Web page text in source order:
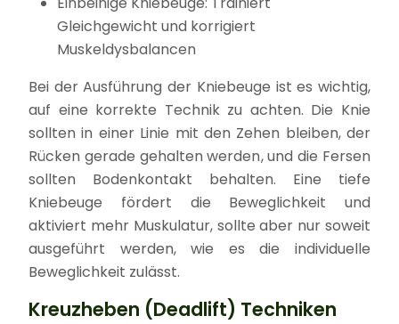
Gleichgewicht und korrigiert
Muskeldysbalancen
Bei der Ausführung der Kniebeuge ist es wichtig,
auf eine korrekte Technik zu achten. Die Knie
sollten in einer Linie mit den Zehen bleiben, der
Rücken gerade gehalten werden, und die Fersen
sollten Bodenkontakt behalten. Eine tiefe
Kniebeuge fördert die Beweglichkeit und
aktiviert mehr Muskulatur, sollte aber nur soweit
ausgeführt werden, wie es die individuelle
Beweglichkeit zulässt.
Kreuzheben (Deadlift) Techniken